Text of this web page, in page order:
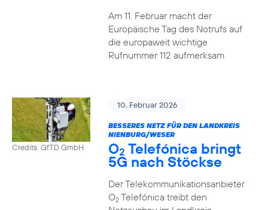
Am 11. Februar macht der
Europäische Tag des Notrufs auf
die europaweit wichtige
Rufnummer 112 aufmerksam
Credits: GfTD GmbH
10. Februar 2026
BESSERES NETZ FÜR DEN LANDKREIS
NIENBURG/WESER
O2 Telefónica bringt
5G nach Stöckse
Der Telekommunikationsanbieter
O2Telefónica treibt den